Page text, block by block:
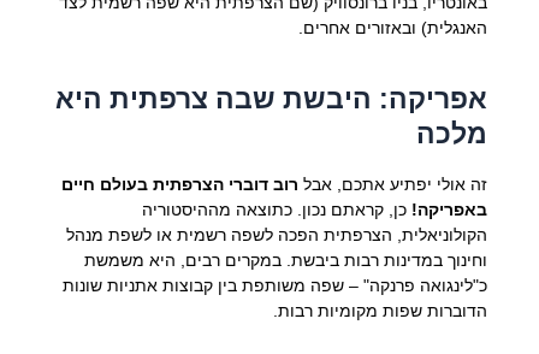
האנגלית) ובאזורים אחרים.
אפריקה: היבשת שבה צרפתית היא
מלכה
זה אולי יפתיע אתכם, אבל רוב דוברי הצרפתית בעולם חיים
באפריקה! כן, קראתם נכון. כתוצאה מההיסטוריה
הקולוניאלית, הצרפתית הפכה לשפה רשמית או לשפת מנהל
וחינוך במדינות רבות ביבשת. במקרים רבים, היא משמשת
כ"לינגואה פרנקה" – שפה משותפת בין קבוצות אתניות שונות
הדוברות שפות מקומיות רבות.